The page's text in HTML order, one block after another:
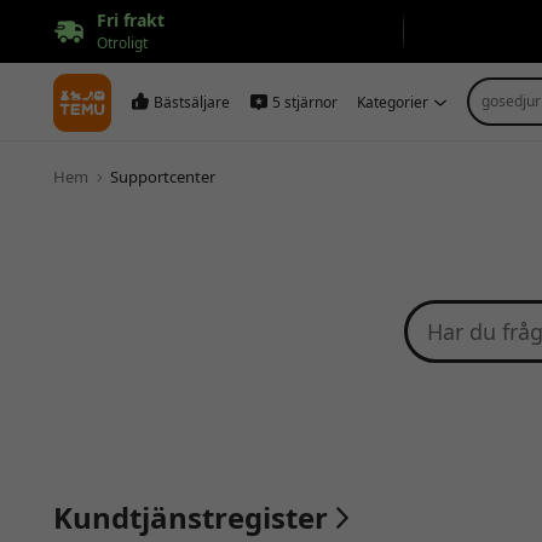
Fri frakt
Otroligt
Bästsäljare 5 stjärnor Kategorier gosedjur
Hem Supportcenter
Kundtjänstregister